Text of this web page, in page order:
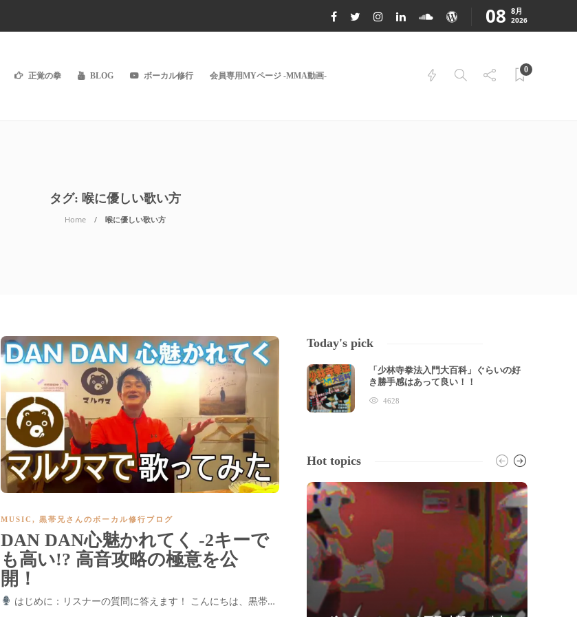
08 8月
2026
正覚の拳 BLOG ボーカル修行 会員専用MYページ -MMA動画-
0
タグ: 喉に優しい歌い方
Home 喉に優しい歌い方
MUSIC , 黒帯兄さんのボーカル修行ブログ
DAN DAN心魅かれてく -2キーで
も高い!? 高音攻略の極意を公
開！
はじめに：リスナーの質問に答えます！ こんにちは、黒帯…
Today's pick
「少林寺拳法入門大百科」ぐらいの好
き勝手感はあって良い！！
4628
Hot topics